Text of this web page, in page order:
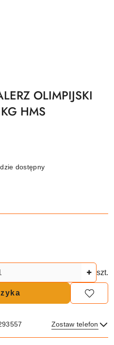
OLIMPIJSKI
HMS
dostępny
szt.
Zostaw telefon